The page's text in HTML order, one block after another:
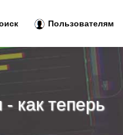
как теперь
Пользователям